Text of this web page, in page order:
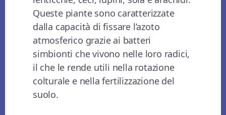
Queste piante sono caratterizzate
dalla capacità di fissare l’azoto
atmosferico grazie ai batteri
simbionti che vivono nelle loro radici,
il che le rende utili nella rotazione
colturale e nella fertilizzazione del
suolo.